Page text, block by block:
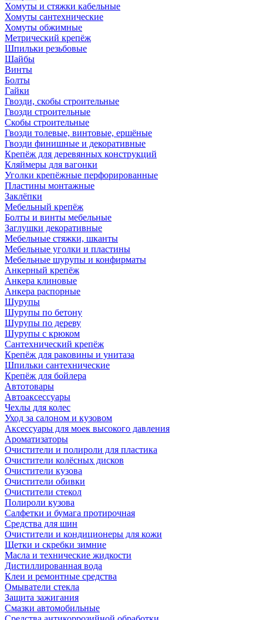
Хомуты и стяжки кабельные
Хомуты сантехнические
Хомуты обжимные
Метрический крепёж
Шпильки резьбовые
Шайбы
Винты
Болты
Гайки
Гвозди, скобы строительные
Гвозди строительные
Скобы строительные
Гвозди толевые, винтовые, ершёные
Гвозди финишные и декоративные
Крепёж для деревянных конструкций
Кляймеры для вагонки
Уголки крепёжные перфорированные
Пластины монтажные
Заклёпки
Мебельный крепёж
Болты и винты мебельные
Заглушки декоративные
Мебельные стяжки, шканты
Мебельные уголки и пластины
Мебельные шурупы и конфирматы
Анкерный крепёж
Анкера клиновые
Анкера распорные
Шурупы
Шурупы по бетону
Шурупы по дереву
Шурупы с крюком
Сантехнический крепёж
Крепёж для раковины и унитаза
Шпильки сантехнические
Крепёж для бойлера
Автотовары
Автоаксессуары
Чехлы для колес
Уход за салоном и кузовом
Аксессуары для моек высокого давления
Ароматизаторы
Очистители и полироли для пластика
Очистители колёсных дисков
Очистители кузова
Очистители обивки
Очистители стекол
Полироли кузова
Салфетки и бумага протирочная
Средства для шин
Очистители и кондиционеры для кожи
Щетки и скребки зимние
Масла и технические жидкости
Дистиллированная вода
Клеи и ремонтные средства
Омыватели стекла
Защита зажигания
Смазки автомобильные